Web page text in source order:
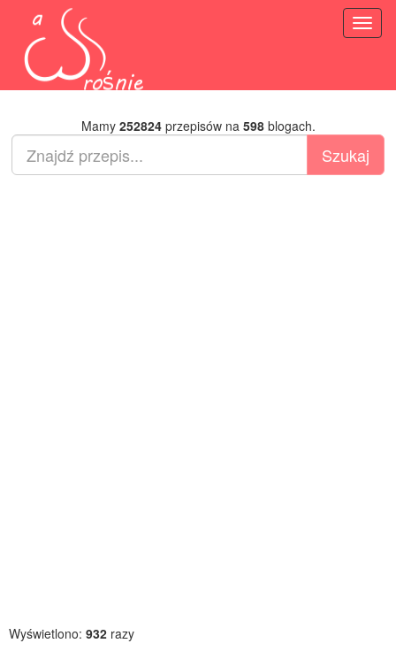
Mamy 252824przepisów na 598blogach.
Wyświetlono: 932 razy